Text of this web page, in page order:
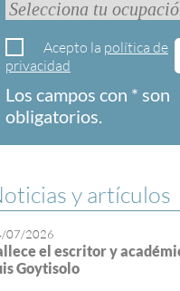
Acepto la política de
privacidad
Los campos con * son
obligatorios.
y artículos
07/2026
el escritor y
Goytisolo